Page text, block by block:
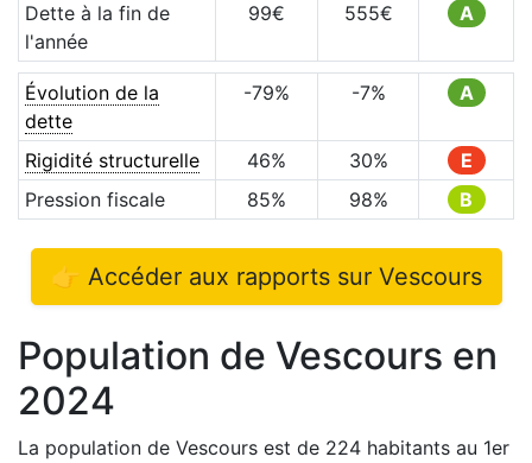
Dette à la fin de
l'année
99€ 555€ A
Évolution de la
dette
-79% -7% A
Rigidité structurelle 46% 30%
E
Pression fiscale
85% 98% B
👉 Accéder aux rapports sur Vescours
Population de Vescours en
2024
La population de Vescours est de 224 habitants au 1er